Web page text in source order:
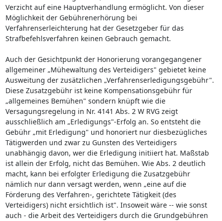
Verzicht auf eine Hauptverhandlung ermöglicht. Von dieser
Möglichkeit der Gebührenerhörung bei
Verfahrenserleichterung hat der Gesetzgeber für das
Strafbefehlsverfahren keinen Gebrauch gemacht.
Auch der Gesichtpunkt der Honorierung vorangegangener
allgemeiner „Mühewaltung des Verteidigers" gebietet keine
Ausweitung der zusätzlichen „Verfahrenserledigungsgebühr".
Diese Zusatzgebühr ist keine Kompensationsgebühr für
„allgemeines Bemühen" sondern knüpft wie die
Versagungsregelung in Nr. 4141 Abs. 2 W RVG zeigt
ausschließlich am „Erledigungs"-Erfolg an. So entsteht die
Gebühr „mit Erledigung" und honoriert nur diesbezügliches
Tätigwerden und zwar zu Gunsten des Verteidigers
unabhängig davon, wer die Erledigung initiiert hat. Maßstab
ist allein der Erfolg, nicht das Bemühen. Wie Abs. 2 deutlich
macht, kann bei erfolgter Erledigung die Zusatzgebühr
nämlich nur dann versagt werden, wenn „eine auf die
Förderung des Verfahren-, gerichtete Tätigkeit (des
Verteidigers) nicht ersichtlich ist". Insoweit wäre -- wie sonst
auch - die Arbeit des Verteidigers durch die Grundgebühren